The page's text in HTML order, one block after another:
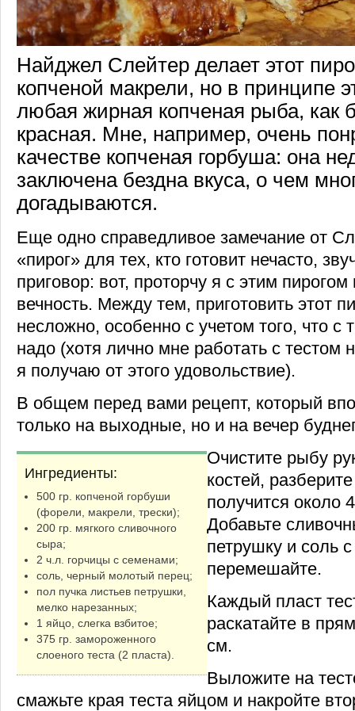
Найджел Слейтер делает этот
копченой макрели, но в принципе
любая жирная копченая рыба, как
красная. Мне, например, очень
качестве копченая горбуша: она
заключена бездна вкуса, о чем
догадываются.
Еще одно справедливое замечание от
«пирог» для тех, кто готовит нечасто,
приговор: вот, проторчу я с этим
вечность. Между тем, приготовить этот
несложно, особенно с учетом того, что с
надо (хотя лично мне работать с тестом
я получаю от этого удовольствие).
В общем перед вами рецепт, который
только на выходные, но и на вечер
Ингредиенты:
500 гр. копченой горбуши
(форели, макрели, трески);
200 гр. мягкого сливочного
сыра;
2 ч.л. горчицы с семенами;
соль, черный молотый перец;
пол пучка листьев петрушки,
мелко нарезанных;
1 яйцо, слегка взбитое;
375 гр. замороженного
слоеного теста (2 пласта).
Очистите рыбу
костей,
получится около
Добавьте
петрушку и соль
перемешайте.
Каждый пласт
раскатайте в
см.
Выложите на
смажьте края теста яйцом и накройте